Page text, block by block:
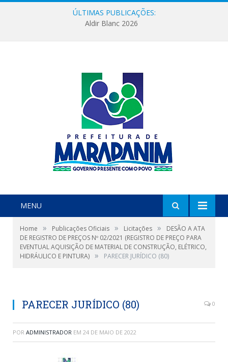
ÚLTIMAS PUBLICAÇÕES:
Aldir Blanc 2026
MENU
Home » Publicações Oficiais » Licitações »
DESÃO A ATA
DE REGISTRO DE PREÇOS Nº 02/2021 (REGISTRO DE PREÇO PARA
EVENTUAL AQUISIÇÃO DE MATERIAL DE CONSTRUÇÃO, ELÉTRICO,
HIDRÁULICO E PINTURA) » PARECER JURÍDICO (80)
PARECER JURÍDICO (80) 0
POR ADMINISTRADOR EM 24 DE MAIO DE 2022